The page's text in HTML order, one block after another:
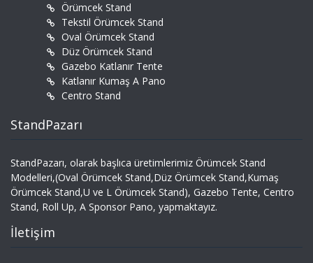
Örümcek Stand
Tekstil Örümcek Stand
Oval Örümcek Stand
Düz Örümcek Stand
Gazebo Katlanır Tente
Katlanır Kumaş A Pano
Centro Stand
StandPazarı
StandPazarı, olarak başlıca üretimlerimiz Örümcek Stand
Modelleri,(Oval Örümcek Stand,Düz Örümcek Stand,Kumaş
Örümcek Stand,U ve L Örümcek Stand), Gazebo Tente, Centro
Stand, Roll Up, A Sponsor Pano, yapmaktayız.
İletişim